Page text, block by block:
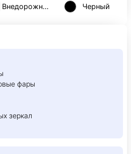
Внедорожник 5 дв. Черный
фары
зеркал